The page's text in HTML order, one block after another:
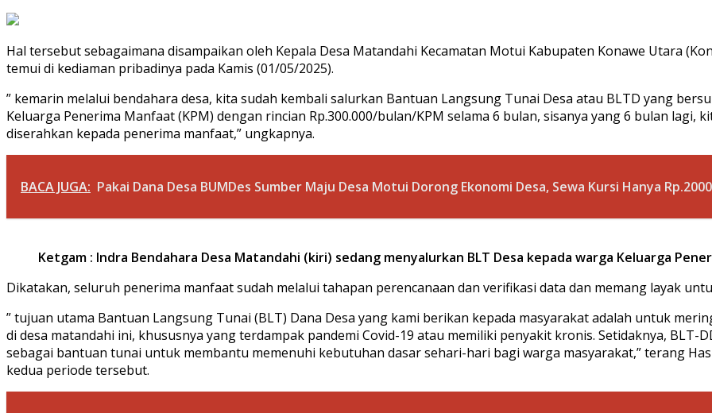
Hal tersebut sebagaimana disampaikan oleh Kepala Desa Matandahi Kecamatan Motui Kabupaten Konawe Utara
temui di kediaman pribadinya pada Kamis (01/05/2025).
” kemarin melalui bendahara desa, kita sudah kembali salurkan Bantuan Langsung Tunai Desa atau BLTD yang
Keluarga Penerima Manfaat (KPM) dengan rincian Rp.300.000/bulan/KPM selama 6 bulan, sisanya yang 6 bulan
diserahkan kepada penerima manfaat,” ungkapnya.
BACA JUGA: Pakai Dana Desa BUMDes Sumber Maju Desa Motui Dorong Ekonomi Desa, Sewa Kursi Hanya Rp.2000
Ketgam : Indra Bendahara Desa Matandahi (kiri) sedang menyalurkan BLT Desa kepada warga Keluarga
Dikatakan, seluruh penerima manfaat sudah melalui tahapan perencanaan dan verifikasi data dan memang layak
” tujuan utama Bantuan Langsung Tunai (BLT) Dana Desa yang kami berikan kepada masyarakat adalah untuk
di desa matandahi ini, khususnya yang terdampak pandemi Covid-19 atau memiliki penyakit kronis. Setidaknya, BLT-
sebagai bantuan tunai untuk membantu memenuhi kebutuhan dasar sehari-hari bagi warga masyarakat,” terang
kedua periode tersebut.